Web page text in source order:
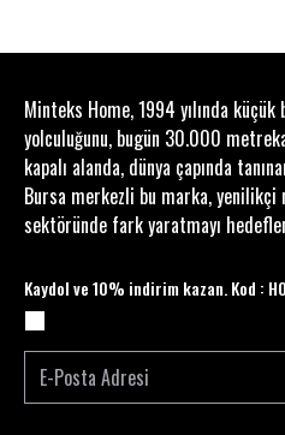
Minteks Home, 1994 yılında
yolculuğunu, bugün 30.000
kapalı alanda, dünya çapında
Bursa merkezli bu marka,
sektöründe fark yaratmayı
Kaydol ve 10% indirim kazan. Kod :